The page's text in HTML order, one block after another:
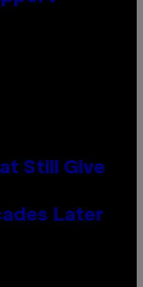
Still Give
Later